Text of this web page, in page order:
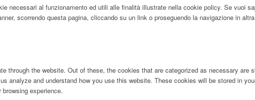
necessari al funzionamento ed utili alle finalità illustrate nella cookie policy. Se vuoi
scorrendo questa pagina, cliccando su un link o proseguendo la navigazione in
through the website. Out of these, the cookies that are categorized as necessary are
analyze and understand how you use this website. These cookies will be stored in
experience.